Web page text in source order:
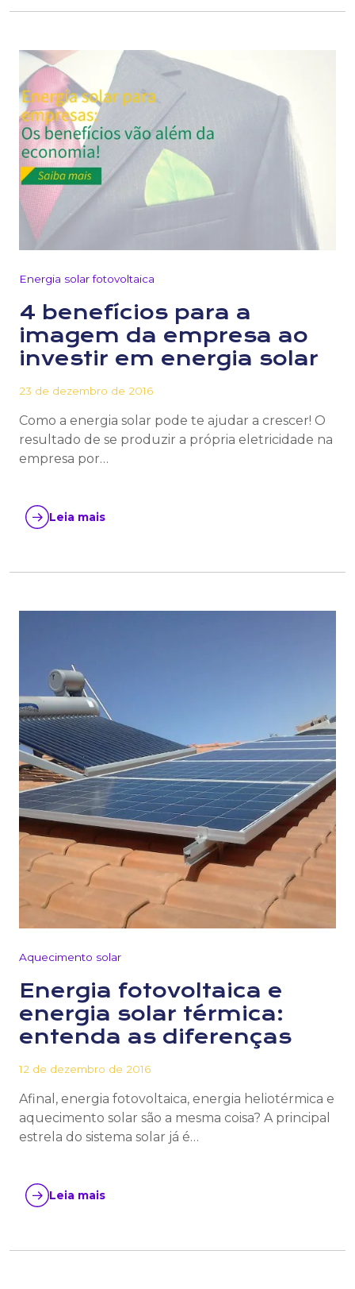
Energia solar fotovoltaica
4 benefícios para a
imagem da empresa ao
investir em energia solar
23 de dezembro de 2016
Como a energia solar pode te ajudar a crescer! O
resultado de se produzir a própria eletricidade na
empresa por…
Leia mais
Aquecimento solar
Energia fotovoltaica e
energia solar térmica:
entenda as diferenças
12 de dezembro de 2016
Afinal, energia fotovoltaica, energia heliotérmica e
aquecimento solar são a mesma coisa? A principal
estrela do sistema solar já é…
Leia mais